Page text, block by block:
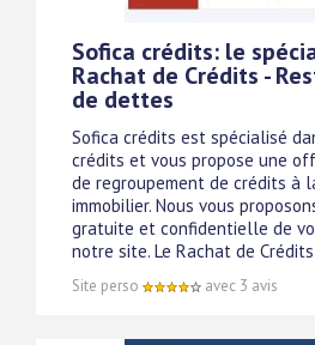
Sofica crédits: le
Rachat de Crédits -
de dettes
Sofica crédits est spécialisé
crédits et vous propose une
de regroupement de crédits à
immobilier. Nous vous
gratuite et confidentielle de
notre site. Le Rachat de
Site perso avec 3 avis